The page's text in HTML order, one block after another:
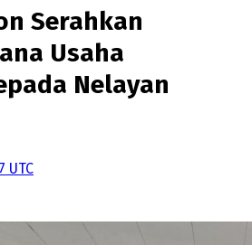
Serahkan
Usaha
Nelayan
UTC